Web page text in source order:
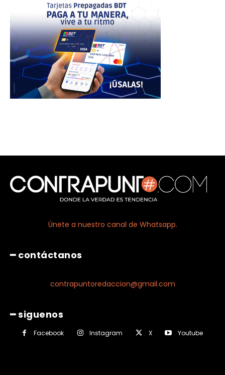
Únete a nuestro canal de Whatsapp.
━ contáctanos
contrapuntoredaccion@gmail.com
━ siguenos
Facebook Instagram X Youtube